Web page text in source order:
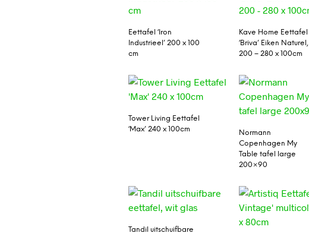
Eettafel ‘Iron
Industrieel’ 200 x 100
cm
Kave Home Eettafel
‘Briva’ Eiken Naturel,
200 – 280 x 100cm
Tower Living Eettafel
‘Max’ 240 x 100cm
Normann
Copenhagen My
Table tafel large
200×90
Tandil uitschuifbare